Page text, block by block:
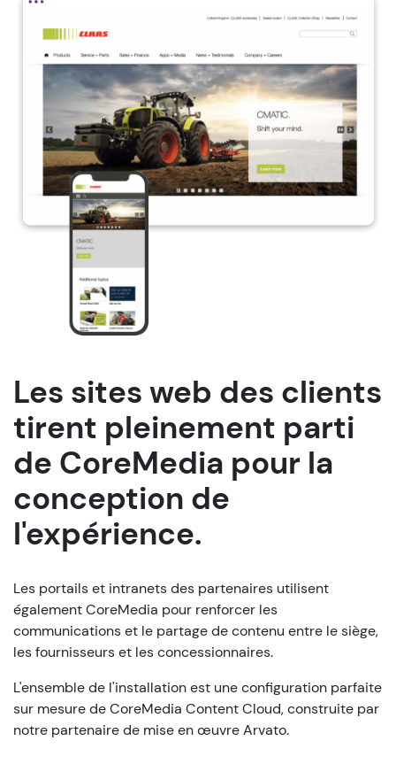
Les sites web des clients
tirent pleinement parti
de CoreMedia pour la
conception de
l'expérience.
Les portails et intranets des partenaires utilisent
également CoreMedia pour renforcer les
communications et le partage de contenu entre le siège,
les fournisseurs et les concessionnaires.
L'ensemble de l'installation est une configuration parfaite
sur mesure de CoreMedia Content Cloud, construite par
notre partenaire de mise en œuvre Arvato.